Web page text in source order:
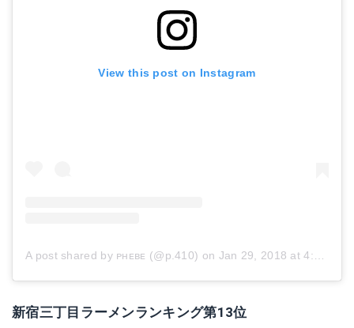
View this post on Instagram
A post shared by ᴘʜᴇʙᴇ (@p.410) on Jan 29, 2018 at 4:28am PST
新宿三丁目ラーメンランキング第13位